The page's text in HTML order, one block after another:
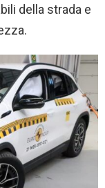
della strada e